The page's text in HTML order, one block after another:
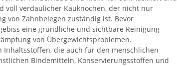
voll verdaulicher Kauknochen, der nicht nur
von Zahnbelegen zuständig ist. Bevor
eine gründliche und sichtbare Reinigung
von Übergewichtsproblemen.
Inhaltsstoffen, die auch für den menschlichen
Bindemitteln, Konservierungsstoffen und